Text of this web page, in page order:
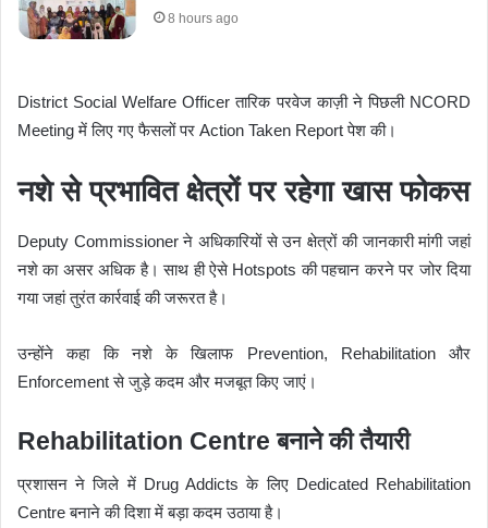
8 hours ago
District Social Welfare Officer तारिक परवेज काज़ी ने पिछली NCORD
Meeting में लिए गए फैसलों पर Action Taken Report पेश की।
नशे से प्रभावित क्षेत्रों पर रहेगा खास फोकस
Deputy Commissioner ने अधिकारियों से उन क्षेत्रों की जानकारी मांगी जहां
नशे का असर अधिक है। साथ ही ऐसे Hotspots की पहचान करने पर जोर दिया
गया जहां तुरंत कार्रवाई की जरूरत है।
उन्होंने कहा कि नशे के खिलाफ Prevention, Rehabilitation और
Enforcement से जुड़े कदम और मजबूत किए जाएं।
Rehabilitation Centre बनाने की तैयारी
प्रशासन ने जिले में Drug Addicts के लिए Dedicated Rehabilitation
Centre बनाने की दिशा में बड़ा कदम उठाया है।